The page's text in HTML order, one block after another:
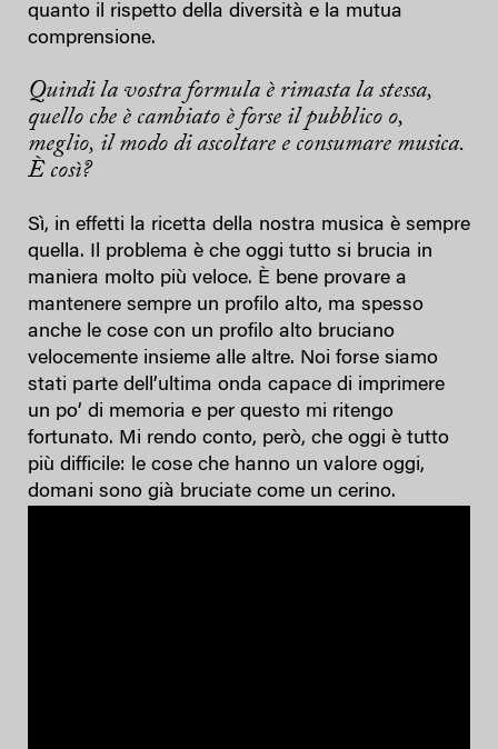
quanto il rispetto della diversità e la mutua
comprensione.
Quindi la vostra formula è rimasta la stessa,
quello che è cambiato è forse il pubblico o,
meglio, il modo di ascoltare e consumare musica.
È così?
Sì, in effetti la ricetta della nostra musica è sempre
quella. Il problema è che oggi tutto si brucia in
maniera molto più veloce. È bene provare a
mantenere sempre un profilo alto, ma spesso
anche le cose con un profilo alto bruciano
velocemente insieme alle altre. Noi forse siamo
stati parte dell’ultima onda capace di imprimere
un po’ di memoria e per questo mi ritengo
fortunato. Mi rendo conto, però, che oggi è tutto
più difficile: le cose che hanno un valore oggi,
domani sono già bruciate come un cerino.